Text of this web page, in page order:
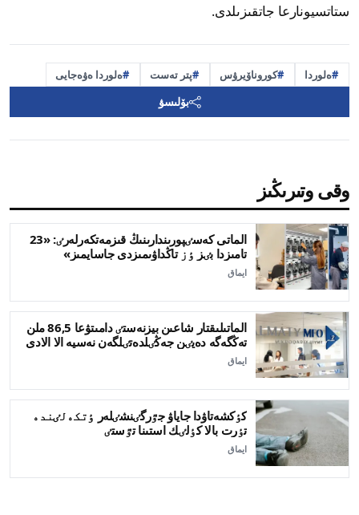
ستاتسيونارعا جاتقىزىلدى.
ەلوردا كوروناۆيرۋس پتر تەست ەلوردا ەۋەجايى
بۆلىسۋ
وقى وتىرىڭىز
الماتى كەسٸپورىندارىنىڭ قىزمەتكەرلەرٸ: «23
تامىزدا بٸز ٶز تاڭداۋىمىزدى جاسايمىز»
ايماق
الماتىلىقتار شاعىن بيزنەستٸ دامىتۋعا 86,5 ملن
تەڭگەگە دەيٸن جەڭٸلدەتٸلگەن نەسيە الا الادى
ايماق
كٶكشەتاۋدا جاياۋ جٷرگٸنشٸلەر ٶتكەلٸندە
تٶرت بالا كٶلٸك استىنا تٷستٸ
ايماق